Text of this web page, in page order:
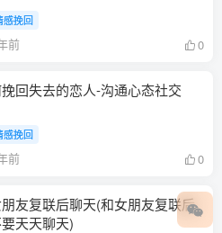
感挽回
前 0
回失去的恋人-沟通心态社交
感挽回
前 0
友复联后聊天(和女朋友复联后
天天聊天)